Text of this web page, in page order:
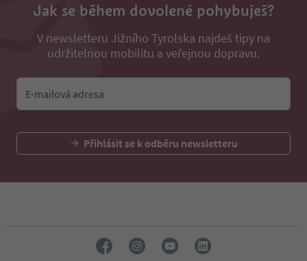
Jak se během dovolené pohybuješ?
V newsletteru Jižního Tyrolska najdeš tipy na
udržitelnou mobilitu a veřejnou dopravu.
E-mailová adresa
Přihlásit se k odběru newsletteru